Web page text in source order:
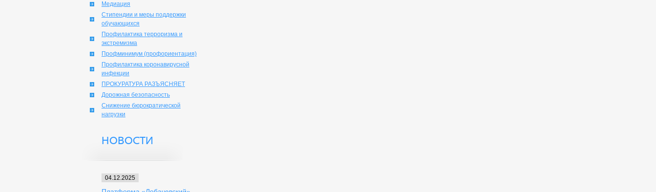
Медиация
Стипендии и меры поддержки
обучающихся
Профилактика терроризма и
экстремизма
Профминимум (профориентация)
Профилактика коронавирусной
инфекции
ПРОКУРАТУРА РАЗЪЯСНЯЕТ
Дорожная безопасность
Снижение бюрократической
нагрузки
НОВОСТИ
04.12.2025